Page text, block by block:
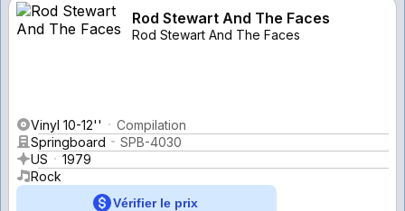
Rod Stewart And The Faces
Rod Stewart And The Faces
Vinyl 10-12''
Compilation
Springboard
SPB-4030
US
1979
Rock
Vérifier le prix